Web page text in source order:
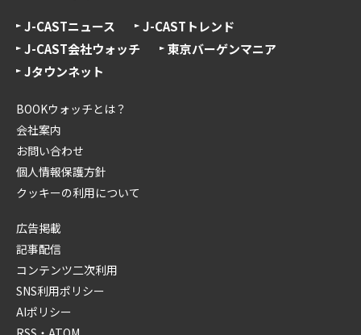
J-CASTニュース
J-CASTトレンド
J-CAST会社ウォッチ
東京バーゲンマニア
Jタウンネット
BOOKウォッチとは？
会社案内
お問い合わせ
個人情報保護方針
クッキーの利用について
広告掲載
記事配信
コンテンツ二次利用
SNS利用ポリシー
AIポリシー